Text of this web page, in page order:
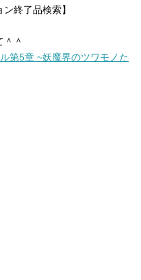
ン終了品検索】
＾
第5章 ~妖魔界のツワモノた